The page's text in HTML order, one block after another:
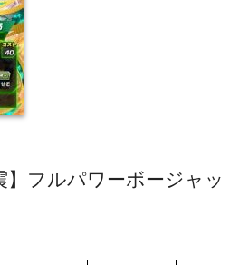
】フルパワーボージャッ